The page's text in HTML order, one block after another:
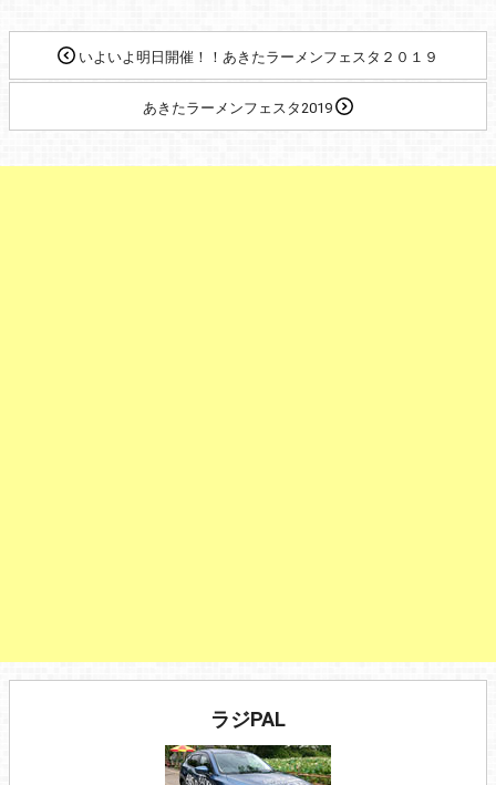
いよいよ明日開催！！あきたラーメンフェスタ２０１９
あきたラーメンフェスタ2019
ラジPAL